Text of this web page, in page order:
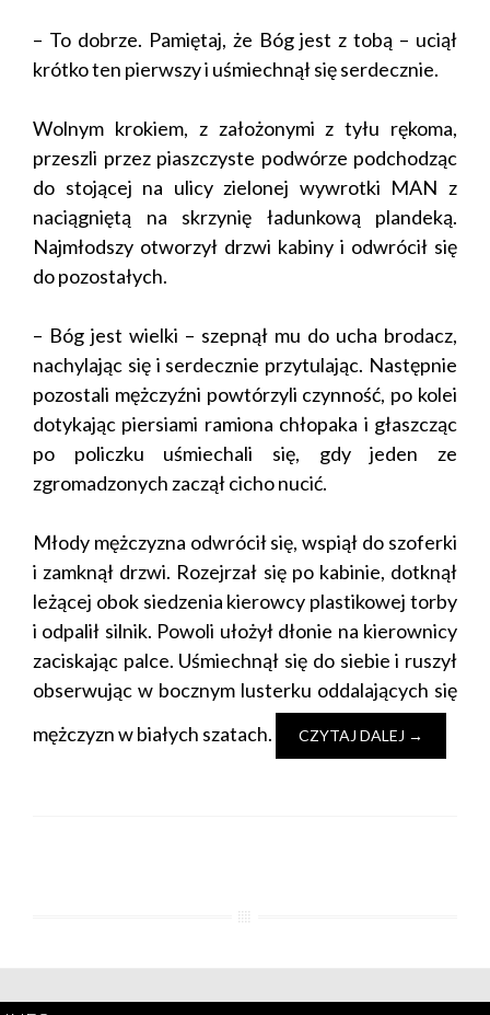
– To dobrze. Pamiętaj, że Bóg jest z tobą – uciął
krótko ten pierwszy i uśmiechnął się serdecznie.
Wolnym krokiem, z założonymi z tyłu rękoma,
przeszli przez piaszczyste podwórze podchodząc
do stojącej na ulicy zielonej wywrotki MAN z
naciągniętą na skrzynię ładunkową plandeką.
Najmłodszy otworzył drzwi kabiny i odwrócił się
do pozostałych.
– Bóg jest wielki – szepnął mu do ucha brodacz,
nachylając się i serdecznie przytulając. Następnie
pozostali mężczyźni powtórzyli czynność, po kolei
dotykając piersiami ramiona chłopaka i głaszcząc
po policzku uśmiechali się, gdy jeden ze
zgromadzonych zaczął cicho nucić.
Młody mężczyzna odwrócił się, wspiął do szoferki
i zamknął drzwi. Rozejrzał się po kabinie, dotknął
leżącej obok siedzenia kierowcy plastikowej torby
i odpalił silnik. Powoli ułożył dłonie na kierownicy
zaciskając palce. Uśmiechnął się do siebie i ruszył
obserwując w bocznym lusterku oddalających się
mężczyzn w białych szatach.
CZYTAJ DALEJ →